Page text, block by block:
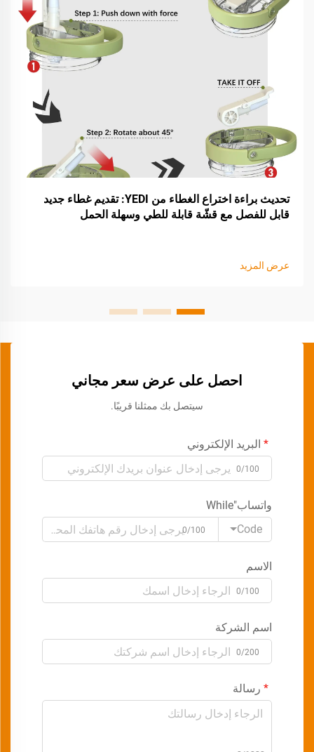
تحديث براءة اختراع الغطاء من YEDI: تقديم غطاء جديد
قابل للفصل مع قشّة قابلة للطي وسهلة الحمل
عرض المزيد
احصل على عرض سعر مجاني
سيتصل بك ممثلنا قريبًا.
البريد الإلكتروني
0/100
واتساب"While
Code
0/100
الاسم
0/100
اسم الشركة
0/200
رسالة